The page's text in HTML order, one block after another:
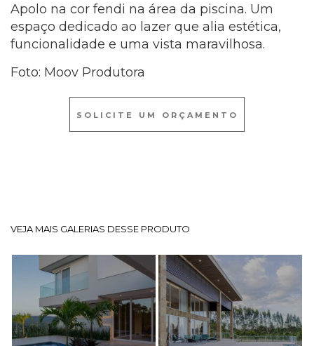
Apolo na cor fendi na área da piscina. Um
espaço dedicado ao lazer que alia estética,
funcionalidade e uma vista maravilhosa.
Foto: Moov Produtora
SOLICITE UM ORÇAMENTO
VEJA MAIS GALERIAS DESSE PRODUTO